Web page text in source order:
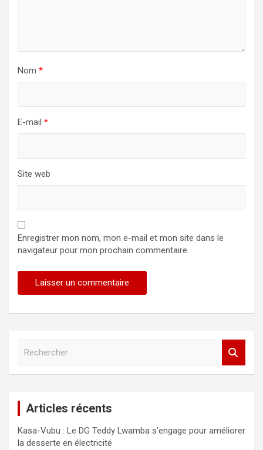
Nom *
E-mail *
Site web
Enregistrer mon nom, mon e-mail et mon site dans le
navigateur pour mon prochain commentaire.
c
h
e
Articles récents
Kasa-Vubu : Le DG Teddy Lwamba s’engage pour améliorer
la desserte en électricité